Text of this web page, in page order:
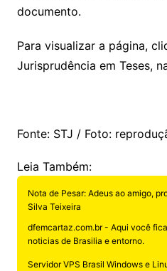
documento.
Para visualizar a página,
Jurisprudência em Teses,
Fonte: STJ / Foto:
Leia Também:
Nota de Pesar: Adeus ao amigo,
Silva Teixeira
dfemcartaz.com.br - Aqui você
noticias de Brasilia e entorno.
Servidor VPS Brasil Windows e